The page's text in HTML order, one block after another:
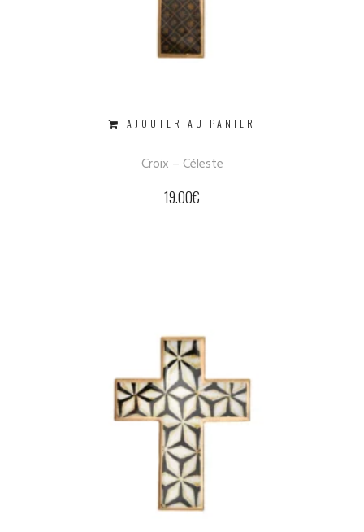
AJOUTER AU PANIER
Croix – Céleste
19.00€